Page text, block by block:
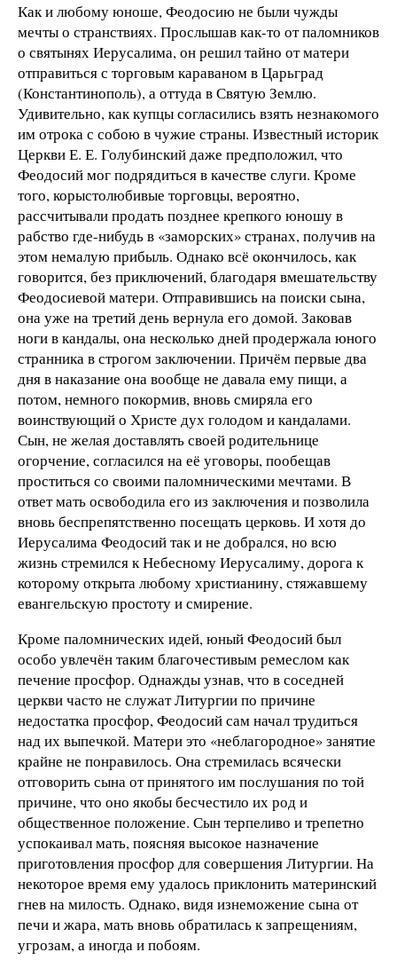
Как и любому юноше, Феодосию не были чужды
мечты о странствиях. Прослышав как-то от паломников
о святынях Иерусалима, он решил тайно от матери
отправиться с торговым караваном в Царьград
(Константинополь), а оттуда в Святую Землю.
Удивительно, как купцы согласились взять незнакомого
им отрока с собою в чужие страны. Известный историк
Церкви Е. Е. Голубинский даже предположил, что
Феодосий мог подрядиться в качестве слуги. Кроме
того, корыстолюбивые торговцы, вероятно,
рассчитывали продать позднее крепкого юношу в
рабство где-нибудь в «заморских» странах, получив на
этом немалую прибыль. Однако всё окончилось, как
говорится, без приключений, благодаря вмешательству
Феодосиевой матери. Отправившись на поиски сына,
она уже на третий день вернула его домой. Заковав
ноги в кандалы, она несколько дней продержала юного
странника в строгом заключении. Причём первые два
дня в наказание она вообще не давала ему пищи, а
потом, немного покормив, вновь смиряла его
воинствующий о Христе дух голодом и кандалами.
Сын, не желая доставлять своей родительнице
огорчение, согласился на её уговоры, пообещав
проститься со своими паломническими мечтами. В
ответ мать освободила его из заключения и позволила
вновь беспрепятственно посещать церковь. И хотя до
Иерусалима Феодосий так и не добрался, но всю
жизнь стремился к Небесному Иерусалиму, дорога к
которому открыта любому христианину, стяжавшему
евангельскую простоту и смирение.
Кроме паломнических идей, юный Феодосий был
особо увлечён таким благочестивым ремеслом как
печение просфор. Однажды узнав, что в соседней
церкви часто не служат Литургии по причине
недостатка просфор, Феодосий сам начал трудиться
над их выпечкой. Матери это «неблагородное» занятие
крайне не понравилось. Она стремилась всячески
отговорить сына от принятого им послушания по той
причине, что оно якобы бесчестило их род и
общественное положение. Сын терпеливо и трепетно
успокаивал мать, поясняя высокое назначение
приготовления просфор для совершения Литургии. На
некоторое время ему удалось приклонить материнский
гнев на милость. Однако, видя изнеможение сына от
печи и жара, мать вновь обратилась к запрещениям,
угрозам, а иногда и побоям.